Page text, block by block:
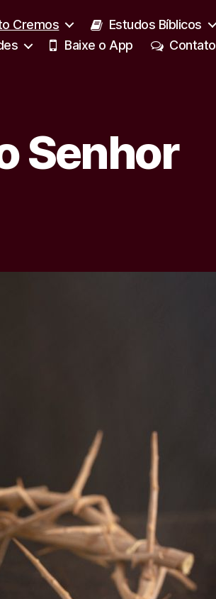
Cremos
Estudos Bíblicos
Baixe o App Contato
Senhor